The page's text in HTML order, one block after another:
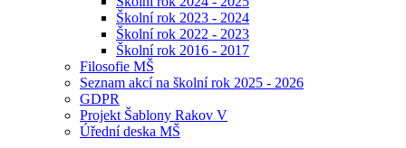
Školní rok 2023 - 2024
Školní rok 2022 - 2023
Školní rok 2016 - 2017
Filosofie MŠ
Seznam akcí na školní rok 2025 - 2026
GDPR
Projekt Šablony Rakov V
Úřední deska MŠ